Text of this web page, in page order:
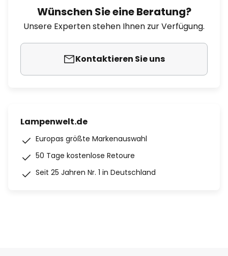
Wünschen Sie eine Beratung?
Unsere Experten stehen Ihnen zur Verfügung.
Kontaktieren Sie uns
Lampenwelt.de
Europas größte Markenauswahl
50 Tage kostenlose Retoure
Seit 25 Jahren Nr. 1 in Deutschland